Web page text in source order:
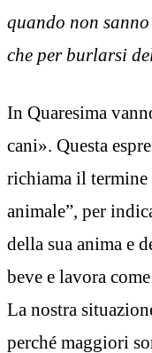
quando non
che per burlarsi
In Quaresima
cani». Questa
richiama il termine
animale”, per
della sua anima e
beve e lavora
La nostra
perché maggiori